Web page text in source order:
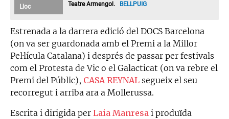
Lloc Teatre Armengol. BELLPUIG
Estrenada a la darrera edició del DOCS Barcelona
(on va ser guardonada amb el Premi a la Millor
Pel·lícula Catalana) i després de passar per festivals
com el Protesta de Vic o el Galacticat (on va rebre el
Premi del Públic), CASA REYNAL segueix el seu
recorregut i arriba ara a Mollerussa.
Escrita i dirigida per Laia Manresa i produïda